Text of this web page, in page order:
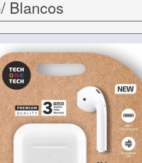
Blancos